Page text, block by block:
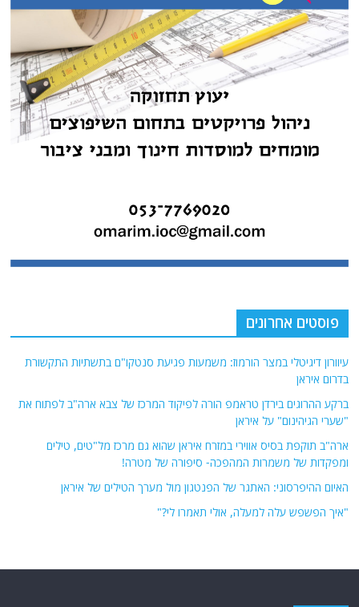
פוסטים אחרונים
עיוורון דיגיטלי במצר הורמוז: משמעות פגיעת סנטקו"ם בתשתיות התקשורת
בדרום איראן
ברקע ההרוגים בירדן טראמפ הורה לפיקוד המרכז של צבא ארה"ב לפתוח את
"שערי הגיהינום" על איראן
ארה"ב תוקפת בסיס אווירי במזרח איראן שהוא גם מרכז מל"טים, טילים
ומפקדות של משמרות המהפכה- סיפורה של מטרה!
האיום ההיפרסוני: האתגר של הפנטגון מול מערך הטילים של איראן
"איך הפשפש עלה למעלה, אולי תאמרו לי?"